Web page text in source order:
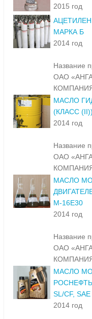
2015 год
МАРКА Б
2014 год
Название
ОАО
МАСЛО
(КЛАСС (II))
2014 год
Название
ОАО
МАСЛО
М-16Е30
2014 год
Название
ОАО
МАСЛО
РОСНЕФТЬ
SL/CF,
2014 год